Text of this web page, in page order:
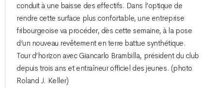
conduit à une baisse des effectifs. Dans l’optique de
rendre cette surface plus confortable, une entreprise
fribourgeoise va procéder, dès cette semaine, à la pose
d’un nouveau revêtement en terre battue synthétique.
Tour d’horizon avec Giancarlo Brambilla, président du club
depuis trois ans et entraîneur officiel des jeunes. (photo
Roland J. Keller)